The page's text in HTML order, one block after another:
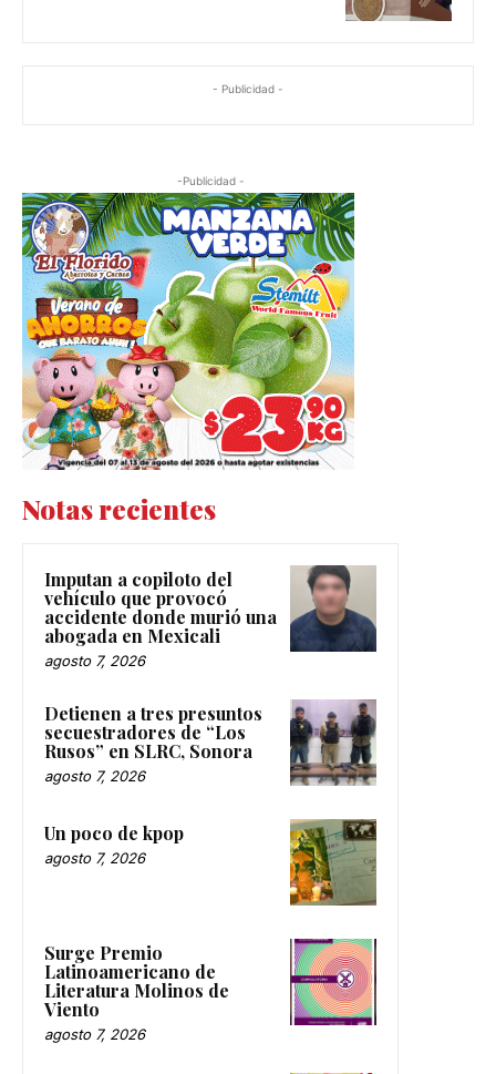
- Publicidad -
-Publicidad -
Notas recientes
Imputan a copiloto del
vehículo que provocó
accidente donde murió una
abogada en Mexicali
agosto 7, 2026
Detienen a tres presuntos
secuestradores de “Los
Rusos” en SLRC, Sonora
agosto 7, 2026
Un poco de kpop
agosto 7, 2026
Surge Premio
Latinoamericano de
Literatura Molinos de
Viento
agosto 7, 2026